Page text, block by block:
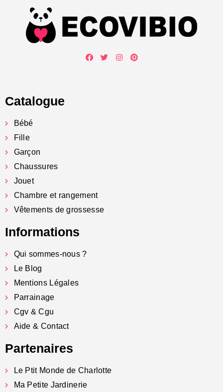
Catalogue
Bébé
Fille
Garçon
Chaussures
Jouet
Chambre et rangement
Vêtements de grossesse
Informations
Qui sommes-nous ?
Le Blog
Mentions Légales
Parrainage
Cgv & Cgu
Aide & Contact
Partenaires
Le Ptit Monde de Charlotte
Ma Petite Jardinerie